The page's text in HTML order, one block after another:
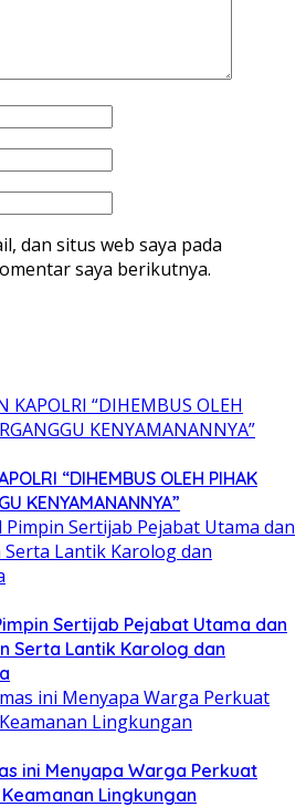
dan situs web saya pada
saya berikutnya.
“DIHEMBUS OLEH PIHAK
KENYAMANANNYA”
Sertijab Pejabat Utama dan
Serta Lantik Karolog dan
ini Menyapa Warga Perkuat
Lingkungan